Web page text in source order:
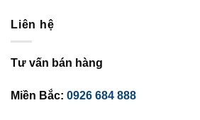
Liên hệ
Tư vấn bán hàng
Miền Bắc: 0926 684 888